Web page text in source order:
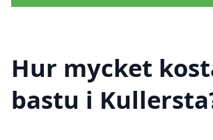
Hur mycket
bastu i